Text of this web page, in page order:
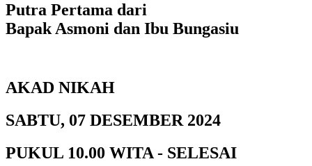
Putra Pertama dari
Bapak Asmoni dan Ibu Bungasiu
AKAD NIKAH
SABTU, 07 DESEMBER 2024
PUKUL 10.00 WITA - SELESAI